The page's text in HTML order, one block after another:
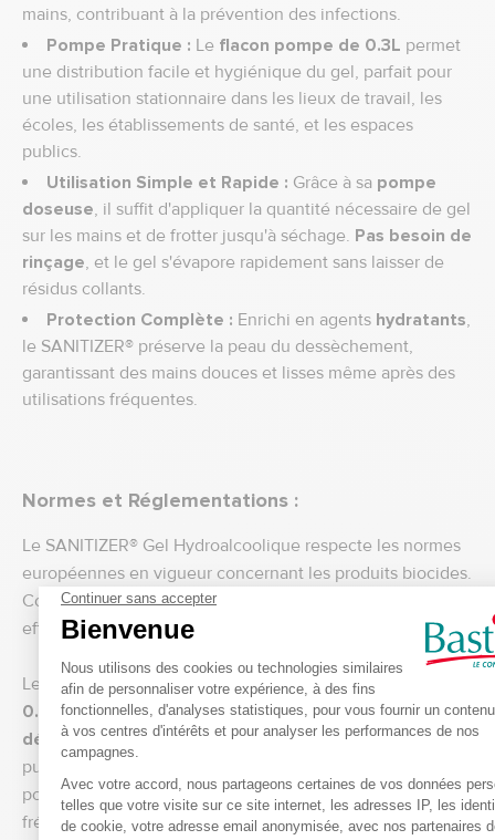
mains, contribuant à la prévention des infections.
Pompe Pratique : Le flacon pompe de 0.3L permet
une distribution facile et hygiénique du gel, parfait pour
une utilisation stationnaire dans les lieux de travail, les
écoles, les établissements de santé, et les espaces
publics.
Utilisation Simple et Rapide : Grâce à sa pompe
doseuse, il suffit d'appliquer la quantité nécessaire de gel
sur les mains et de frotter jusqu'à séchage. Pas besoin de
rinçage, et le gel s'évapore rapidement sans laisser de
résidus collants.
Protection Complète : Enrichi en agents hydratants,
le SANITIZER® préserve la peau du dessèchement,
garantissant des mains douces et lisses même après des
utilisations fréquentes.
Normes et Réglementations :
Le SANITIZER® Gel Hydroalcoolique respecte les normes
européennes en vigueur concernant les produits biocides.
Conformément aux normes EN 1500, il assure une
efficacité maximale et une sécurité d'utilisation.
Le SANITIZER® Gel Hydroalcoolique enflacon pompe de
0.3L est la solution idéale pour ceux qui recherchent une
désinfection efficaceet pratique des mains. Sa formule
puissante et son format pratique en font un choix parfait
pour des environnements nécessitant une hygiène
fréquente et rigoureuse.